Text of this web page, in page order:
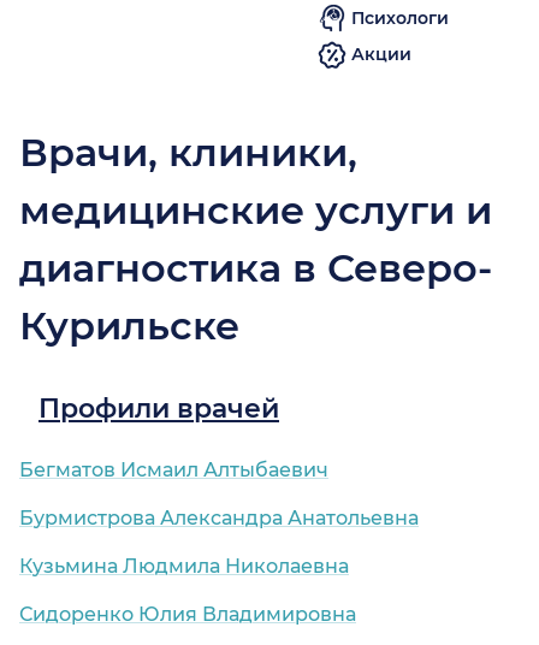
Психологи
Акции
Врачи, клиники,
медицинские услуги и
диагностика в Северо-
Курильске
Профили врачей
Бегматов Исмаил Алтыбаевич
Бурмистрова Александра Анатольевна
Кузьмина Людмила Николаевна
Сидоренко Юлия Владимировна